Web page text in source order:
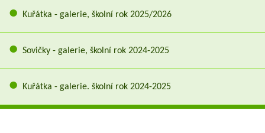
Kuřátka - galerie, školní rok 2025/2026
Sovičky - galerie, školní rok 2024-2025
Kuřátka - galerie. školní rok 2024-2025